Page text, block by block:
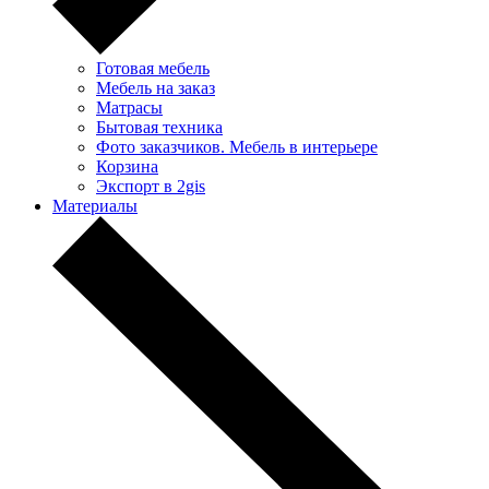
Готовая мебель
Мебель на заказ
Матрасы
Бытовая техника
Фото заказчиков. Мебель в интерьере
Корзина
Экспорт в 2gis
Материалы